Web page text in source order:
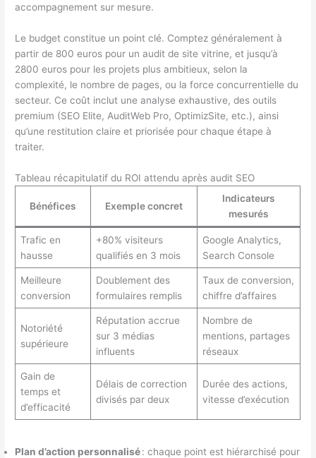
accompagnement sur mesure.
Le budget constitue un point clé. Comptez généralement à
partir de 800 euros pour un audit de site vitrine, et jusqu’à
2800 euros pour les projets plus ambitieux, selon la
complexité, le nombre de pages, ou la force concurrentielle du
secteur. Ce coût inclut une analyse exhaustive, des outils
premium (SEO Elite, AuditWeb Pro, OptimizSite, etc.), ainsi
qu’une restitution claire et priorisée pour chaque étape à
traiter.
Tableau récapitulatif du ROI attendu après audit SEO
Bénéfices Exemple concret
Indicateurs
mesurés
Trafic en
hausse
+80% visiteurs
qualifiés en 3 mois
Google Analytics,
Search Console
Meilleure
conversion
Doublement des
formulaires remplis
Taux de conversion,
chiffre d’affaires
Notoriété
supérieure
Réputation accrue
sur 3 médias
influents
Nombre de
mentions, partages
réseaux
Gain de
temps et
d’efficacité
Délais de correction
divisés par deux
Durée des actions,
vitesse d’exécution
Plan d’action personnalisé: chaque point est hiérarchisé pour